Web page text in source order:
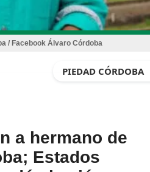
/ Facebook Álvaro Córdoba
PIEDAD CÓRDOBA
a hermano de
Estados